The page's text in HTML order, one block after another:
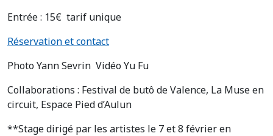
Entrée : 15€ tarif unique
Réservation et contact
Photo Yann Sevrin Vidéo Yu Fu
Collaborations : Festival de butô de Valence, La Muse en
circuit, Espace Pied d’Aulun
**Stage dirigé par les artistes le 7 et 8 février en